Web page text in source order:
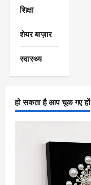
शिक्षा
शेयर बाज़ार
स्वास्थ्य
हो सकता है आप चूक गए हों